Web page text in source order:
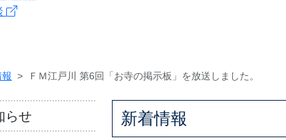
報 ＦＭ江戸川 第6回「お寺の掲示板」を放送しました。
新着情報
らせ